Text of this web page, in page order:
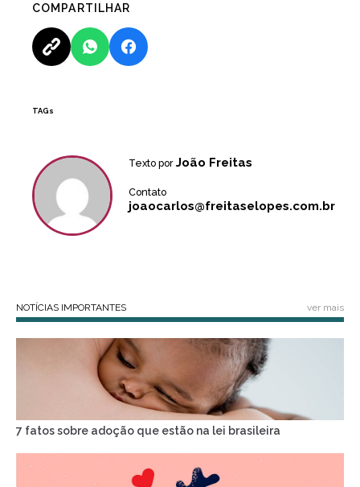
COMPARTILHAR
TAGs
Texto por João Freitas
Contato
joaocarlos@freitaselopes.com.br
NOTÍCIAS IMPORTANTES ver mais
7 fatos sobre adoção que estão na lei brasileira